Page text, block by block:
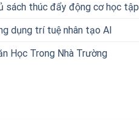
sách thúc đẩy động cơ học tập
dụng trí tuệ nhân tạo AI
Học Trong Nhà Trường